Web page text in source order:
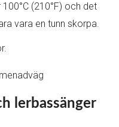
(210°F) och det
vara en tunn skorpa.
lerbassänger